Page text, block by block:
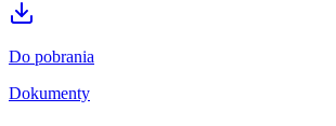
Do pobrania
Dokumenty